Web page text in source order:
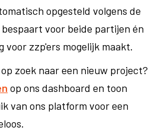
opgesteld volgens de
voor beide partijen én
voor zzp'ers mogelijk maakt.
op zoek naar een nieuw project?
op ons dashboard en toon
van ons platform voor een